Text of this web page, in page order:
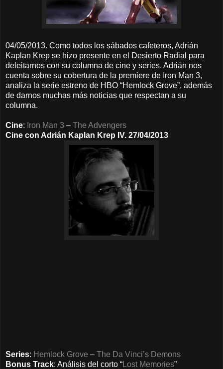
04/05/2013. Como todos los sábados cafeteros, Adrián
Kaplan Krep se hizo presente en el Desierto Radial para
deleitarnos con su columna de cine y series. Adrián nos
cuenta sobre su cobertura de la premiere de Iron Man 3,
analiza la serie estreno de HBO “Hemlock Grove”, además
de darnos muchas más noticias que respectan a su
columna.
Cine: Iron Man 3 – The Advengers
Cine con Adrián Kaplan Krep IV. 27/04/2013
Series: Hemlock Grove – The Da Vinci’s Demons
Bonus Track: Análisis del corto “Lost Memories”